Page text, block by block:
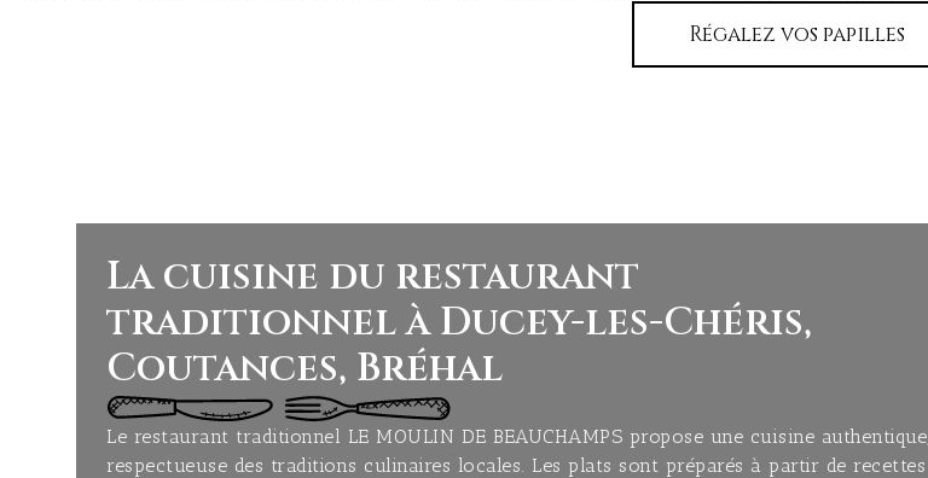
Régalez vos papilles
La cuisine du restaurant
traditionnel à Ducey-les-Chéris,
Coutances, Bréhal
Le restaurant traditionnel LE MOULIN DE BEAUCHAMPS propose une cuisine authentique,
respectueuse des traditions culinaires locales. Les plats sont préparés à partir de recettes